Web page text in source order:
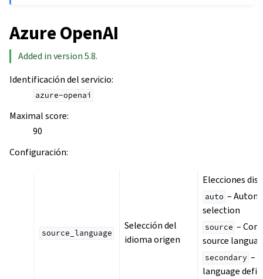
Azure OpenAI
Added in version 5.8.
Identificación del servicio:
azure-openai
Maximal score:
90
Configuración:
source_language
Selección del
idioma origen
Elecciones
auto –
selection
source –
source
secondary –
language